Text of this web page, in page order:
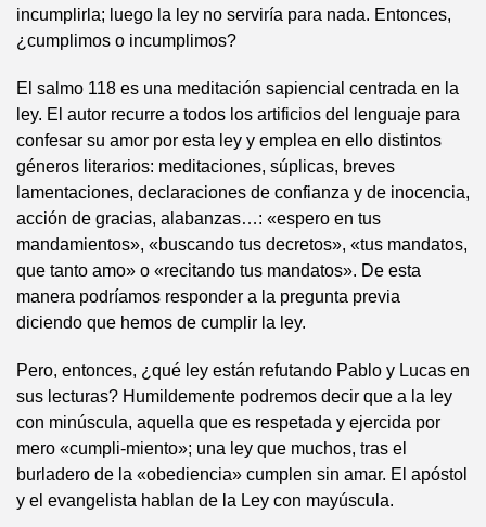
incumplirla; luego la ley no serviría para nada. Entonces,
¿cumplimos o incumplimos?
El salmo 118 es una meditación sapiencial centrada en la
ley. El autor recurre a todos los artificios del lenguaje para
confesar su amor por esta ley y emplea en ello distintos
géneros literarios: meditaciones, súplicas, breves
lamentaciones, declaraciones de confianza y de inocencia,
acción de gracias, alabanzas…: «espero en tus
mandamientos», «buscando tus decretos», «tus mandatos,
que tanto amo» o «recitando tus mandatos». De esta
manera podríamos responder a la pregunta previa
diciendo que hemos de cumplir la ley.
Pero, entonces, ¿qué ley están refutando Pablo y Lucas en
sus lecturas? Humildemente podremos decir que a la ley
con minúscula, aquella que es respetada y ejercida por
mero «cumpli-miento»; una ley que muchos, tras el
burladero de la «obediencia» cumplen sin amar. El apóstol
y el evangelista hablan de la Ley con mayúscula.